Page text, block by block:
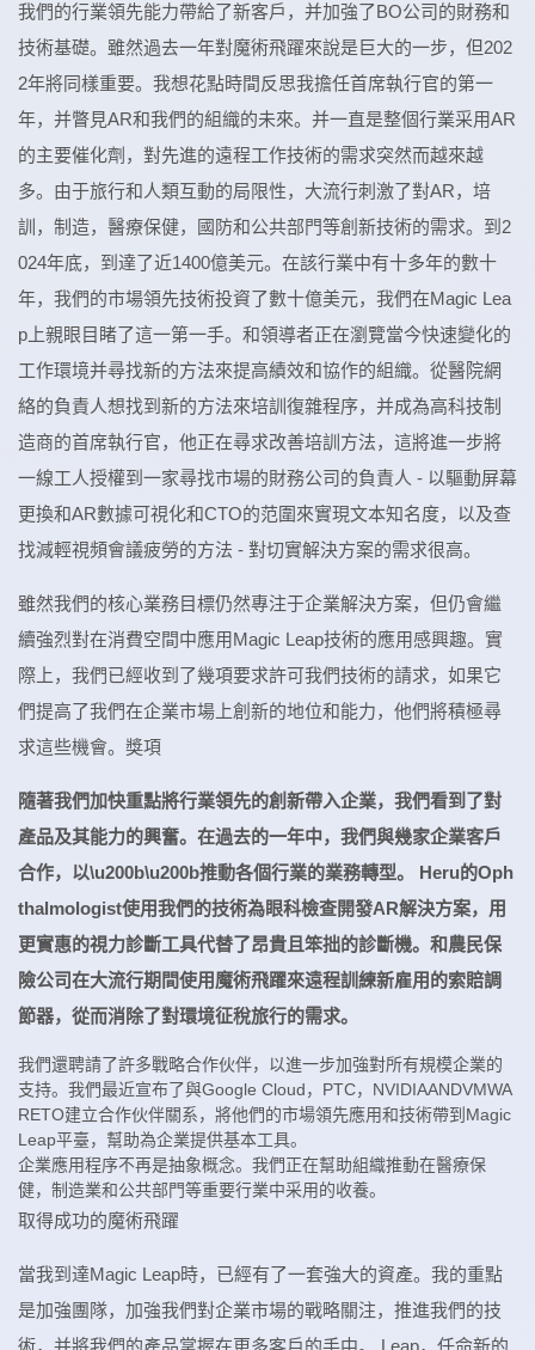
我們的行業領先能力帶給了新客戶，并加強了BO公司的財務和
技術基礎。雖然過去一年對魔術飛躍來說是巨大的一步，但202
2年將同樣重要。我想花點時間反思我擔任首席執行官的第一
年，并瞥見AR和我們的組織的未來。并一直是整個行業采用AR
的主要催化劑，對先進的遠程工作技術的需求突然而越來越
多。由于旅行和人類互動的局限性，大流行刺激了對AR，培
訓，制造，醫療保健，國防和公共部門等創新技術的需求。到2
024年底，到達了近1400億美元。在該行業中有十多年的數十
年，我們的市場領先技術投資了數十億美元，我們在Magic Lea
p上親眼目睹了這一第一手。和領導者正在瀏覽當今快速變化的
工作環境并尋找新的方法來提高績效和協作的組織。從醫院網
絡的負責人想找到新的方法來培訓復雜程序，并成為高科技制
造商的首席執行官，他正在尋求改善培訓方法，這將進一步將
一線工人授權到一家尋找市場的財務公司的負責人 - 以驅動屏幕
更換和AR數據可視化和CTO的范圍來實現文本知名度，以及查
找減輕視頻會議疲勞的方法 - 對切實解決方案的需求很高。
雖然我們的核心業務目標仍然專注于企業解決方案，但仍會繼
續強烈對在消費空間中應用Magic Leap技術的應用感興趣。實
際上，我們已經收到了幾項要求許可我們技術的請求，如果它
們提高了我們在企業市場上創新的地位和能力，他們將積極尋
求這些機會。獎項
隨著我們加快重點將行業領先的創新帶入企業，我們看到了對
產品及其能力的興奮。在過去的一年中，我們與幾家企業客戶
合作，以\u200b\u200b推動各個行業的業務轉型。 Heru的Oph
thalmologist使用我們的技術為眼科檢查開發AR解決方案，用
更實惠的視力診斷工具代替了昂貴且笨拙的診斷機。和農民保
險公司在大流行期間使用魔術飛躍來遠程訓練新雇用的索賠調
節器，從而消除了對環境征稅旅行的需求。
我們還聘請了許多戰略合作伙伴，以進一步加強對所有規模企業的
支持。我們最近宣布了與Google Cloud，PTC，NVIDIAANDVMWA
RETO建立合作伙伴關系，將他們的市場領先應用和技術帶到Magic
Leap平臺，幫助為企業提供基本工具。
企業應用程序不再是抽象概念。我們正在幫助組織推動在醫療保
健，制造業和公共部門等重要行業中采用的收養。
取得成功的魔術飛躍
當我到達Magic Leap時，已經有了一套強大的資產。我的重點
是加強團隊，加強我們對企業市場的戰略關注，推進我們的技